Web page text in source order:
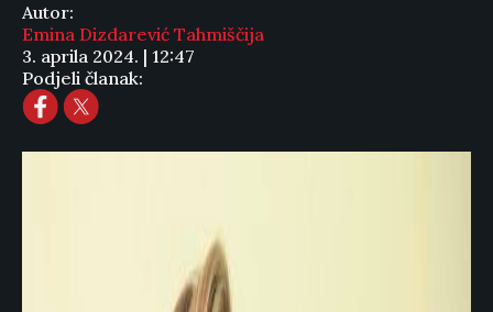
Autor:
Emina Dizdarević Tahmiščija
3. aprila 2024. | 12:47
Podjeli članak: